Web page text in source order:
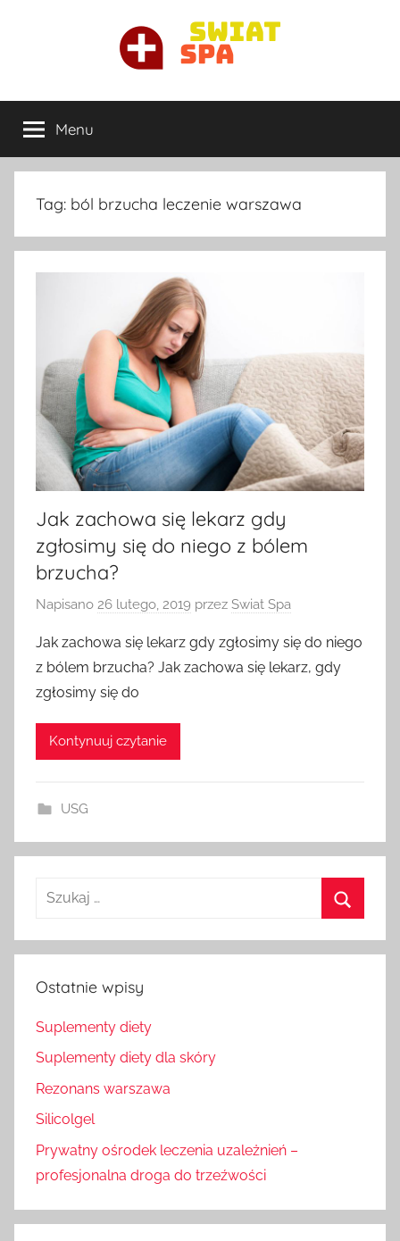
Ortopeda
Warszawa
prywatnie
w
Warszawie
Menu
Tag: ból brzucha leczenie warszawa
Jak zachowa się lekarz gdy
zgłosimy się do niego z bólem
brzucha?
Napisano 26 lutego, 2019 przez Swiat Spa
Jak zachowa się lekarz gdy zgłosimy się do niego
z bólem brzucha? Jak zachowa się lekarz, gdy
zgłosimy się do
Kontynuuj czytanie
USG
Szukaj
Ostatnie wpisy
Suplementy diety
Suplementy diety dla skóry
Rezonans warszawa
Silicolgel
Prywatny ośrodek leczenia uzależnień –
profesjonalna droga do trzeźwości